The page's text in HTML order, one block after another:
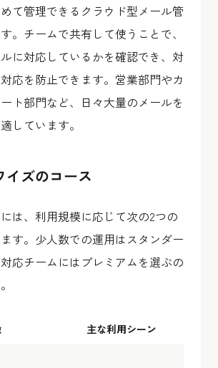
て管理できるクラウド型メール管
。チームで共有して使うことで、
に対応しているかを確認でき、対
応を防止できます。営業部門やカ
ト部門など、日々大量のメールを
しています。
イズのコース
は、利用規模に応じて次の2つの
す。少人数での運用はスタンダー
応チームにはプレミアムを選ぶの
主な利用シーン